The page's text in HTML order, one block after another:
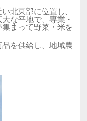
北東部に位置し、
な平地で、専業・
まって野菜・米を
を供給し、地域農